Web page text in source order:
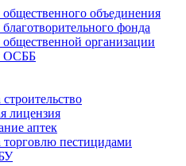
общественного объединения
фонда
общественной организации
ОСББ
лицензия
аптек
пестицидами